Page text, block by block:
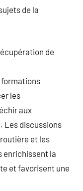
de la
de
formations
les
aux
Les discussions
et les
enrichissent la
et favorisent une